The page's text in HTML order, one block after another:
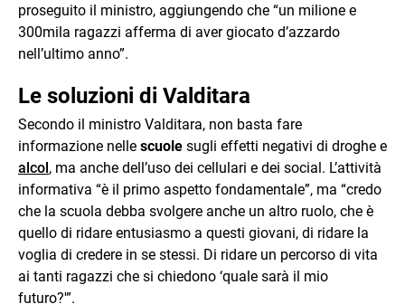
proseguito il ministro, aggiungendo che “un milione e
300mila ragazzi afferma di aver giocato d’azzardo
nell’ultimo anno”.
Le soluzioni di Valditara
Secondo il ministro Valditara, non basta fare
informazione nelle scuole sugli effetti negativi di droghe e
alcol, ma anche dell’uso dei cellulari e dei social. L’attività
informativa “è il primo aspetto fondamentale”, ma “credo
che la scuola debba svolgere anche un altro ruolo, che è
quello di ridare entusiasmo a questi giovani, di ridare la
voglia di credere in se stessi. Di ridare un percorso di vita
ai tanti ragazzi che si chiedono ‘quale sarà il mio
futuro?'”.